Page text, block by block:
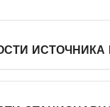
ИСТОЧНИКА